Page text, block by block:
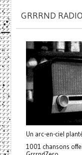
GRRRND RADIO
Un arc-en-ciel
1001 chansons